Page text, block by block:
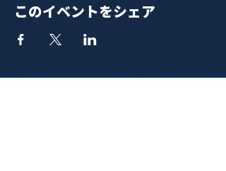
このイベントをシェア